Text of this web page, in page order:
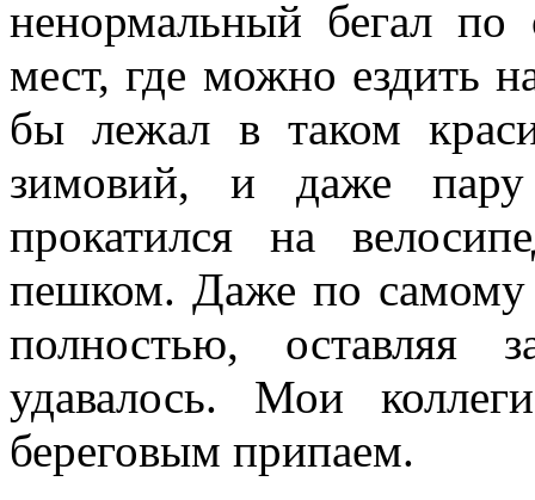
ненормальный бегал по
мест, где можно ездить
бы лежал в таком
зимовий, и даже
прокатился на
пешком. Даже по самому
полностью, оставляя
удавалось. Мои
береговым припаем.